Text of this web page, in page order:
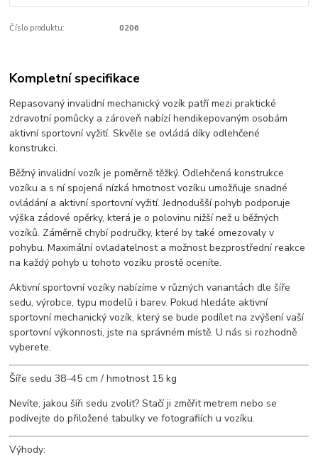
Číslo produktu: 0206
Kompletní specifikace
Repasovaný invalidní mechanický vozík patří mezi praktické
zdravotní pomůcky a zároveň nabízí hendikepovaným osobám
aktivní sportovní vyžití. Skvěle se ovládá díky odlehčené
konstrukci.
Běžný invalidní vozík je poměrně těžký. Odlehčená konstrukce
vozíku a s ní spojená nízká hmotnost vozíku umožňuje snadné
ovládání a aktivní sportovní vyžití. Jednodušší pohyb podporuje
výška zádové opěrky, která je o polovinu nižší než u běžných
vozíků. Záměrně chybí područky, které by také omezovaly v
pohybu. Maximální ovladatelnost a možnost bezprostřední reakce
na každý pohyb u tohoto vozíku prostě oceníte.
Aktivní sportovní vozíky nabízíme v různých variantách dle šíře
sedu, výrobce, typu modelů i barev. Pokud hledáte aktivní
sportovní mechanický vozík, který se bude podílet na zvýšení vaší
sportovní výkonnosti, jste na správném místě. U nás si rozhodně
vyberete.
Šíře sedu 38–45 cm / hmotnost 15 kg
Nevíte, jakou šíři sedu zvolit? Stačí ji změřit metrem nebo se
podívejte do přiložené tabulky ve fotografiích u vozíku.
Výhody: